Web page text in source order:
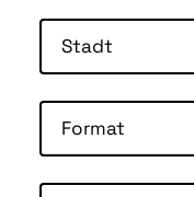
Stadt
Format